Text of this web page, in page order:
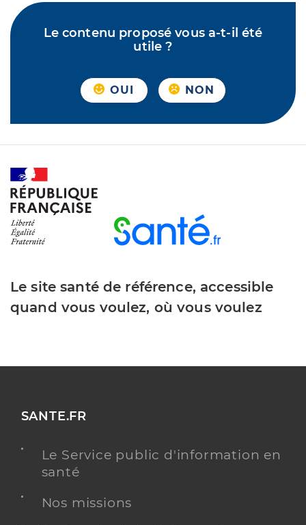
Le contenu proposé vous a-t-il été
utile ?
OUI NON
Le site santé de référence, accessible
quand vous voulez, où vous voulez
SANTE.FR
Le Service public d'information en
santé
Nos missions